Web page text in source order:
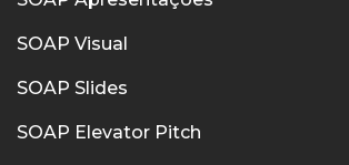
SOAP Visual
SOAP Slides
SOAP Elevator Pitch